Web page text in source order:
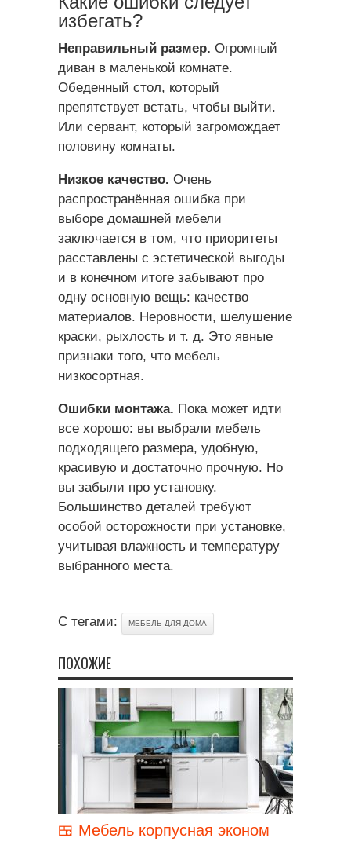
избегать?
Неправильный размер. Огромный
диван в маленькой комнате.
Обеденный стол, который
препятствует встать, чтобы выйти.
Или сервант, который загромождает
половину комнаты.
Низкое качество. Очень
распространённая ошибка при
выборе домашней мебели
заключается в том, что приоритеты
расставлены с эстетической выгоды
и в конечном итоге забывают про
одну основную вещь: качество
материалов. Неровности, шелушение
краски, рыхлость и т. д. Это явные
признаки того, что мебель
низкосортная.
Ошибки монтажа. Пока может идти
все хорошо: вы выбрали мебель
подходящего размера, удобную,
красивую и достаточно прочную. Но
вы забыли про установку.
Большинство деталей требуют
особой осторожности при установке,
учитывая влажность и температуру
выбранного места.
С тегами: МЕБЕЛЬ ДЛЯ ДОМА
ПОХОЖИЕ
🍱 Мебель корпусная эконом